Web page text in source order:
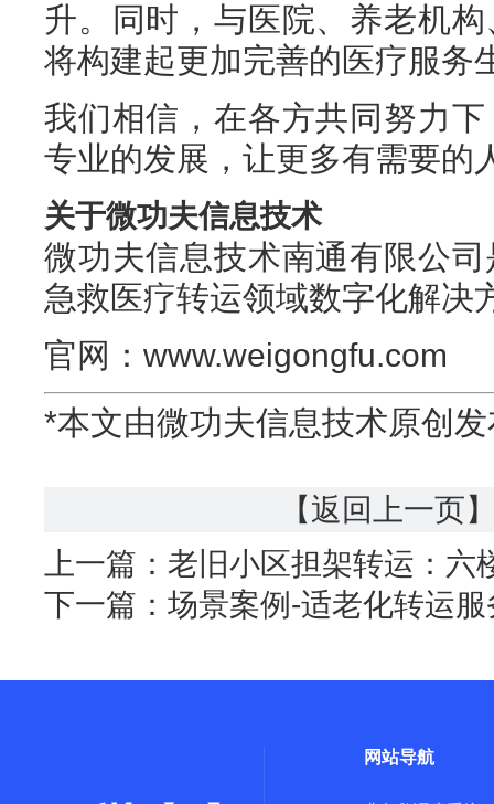
升。同时，与医院、养老机
将构建起更加完善的医疗服务
我们相信，在各方共同努力
专业的发展，让更多有需要的
关于微功夫信息技术
微功夫信息技术南通有限公
急救医疗转运领域数字化解决
官网：www.weigongfu.com
*本文由微功夫信息技术原创
【返回上一页
上一篇： 老旧小区担架转运：六
下一篇： 场景案例-适老化转运服
网站导航